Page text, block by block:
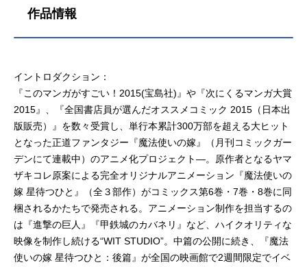
作品情報
イントロダクション：
『このマンガがすごい！2015(宝島社)』や『次にくるマンガ大賞
2015』、『全国書店員が選んだオススメコミック 2015（日本出
版販売）』を数々受賞し、単行本累計300万部を超える大ヒット
となった正道ファンタジー『魔法使いの嫁』（月刊コミックガー
デンにて連載中）のアニメ化プロジェクト―。原作者となるヤマ
ザキコレ原案による完全オリジナルアニメーション『魔法使いの
嫁 星待つひと』（全３部作）がコミックス第6巻・7巻・8巻に同
梱されるかたちで発売される。アニメーション制作を担当するの
は『進撃の巨人』『甲鉄城のカバネリ』など、ハイクオリティな
映像を制作し続ける“WIT STUDIO”。中篇の公開に続き、『魔法
使いの嫁 星待つひと：後篇』が全国の映画館で2週間限定でイベ